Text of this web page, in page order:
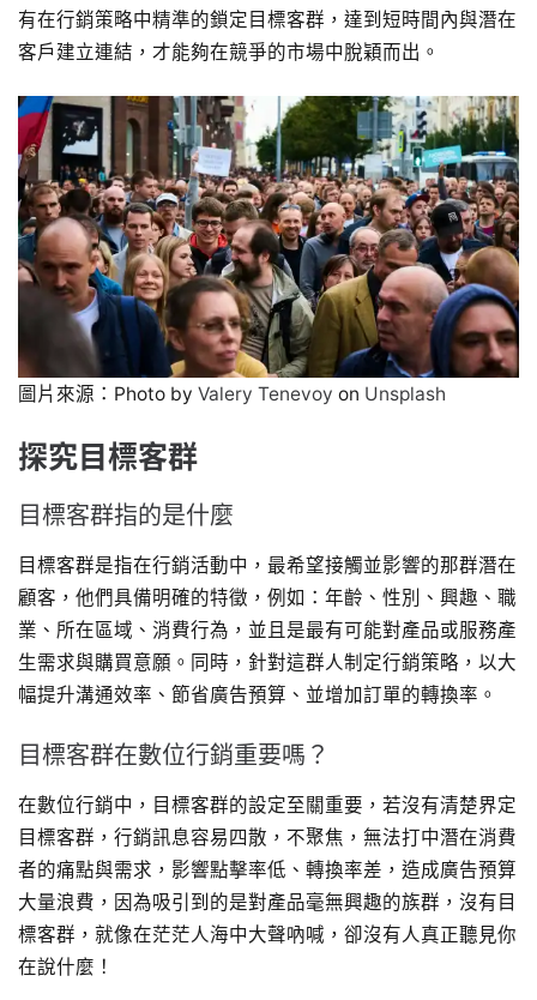
有在行銷策略中精準的鎖定目標客群，達到短時間內與潛在
客戶建立連結，才能夠在競爭的市場中脫穎而出。
圖片來源：Photo by Valery Tenevoy on Unsplash
探究目標客群
目標客群指的是什麼
目標客群是指在行銷活動中，最希望接觸並影響的那群潛在
顧客，他們具備明確的特徵，例如：年齡、性別、興趣、職
業、所在區域、消費行為，並且是最有可能對產品或服務產
生需求與購買意願。同時，針對這群人制定行銷策略，以大
幅提升溝通效率、節省廣告預算、並增加訂單的轉換率。
目標客群在數位行銷重要嗎？
在數位行銷中，目標客群的設定至關重要，若沒有清楚界定
目標客群，行銷訊息容易四散，不聚焦，無法打中潛在消費
者的痛點與需求，影響點擊率低、轉換率差，造成廣告預算
大量浪費，因為吸引到的是對產品毫無興趣的族群，沒有目
標客群，就像在茫茫人海中大聲吶喊，卻沒有人真正聽見你
在說什麼！